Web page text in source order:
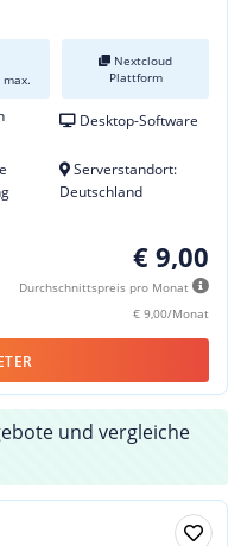
Nextcloud
Plattform
Desktop-Software
Serverstandort:
Deutschland
€ 9,00
Durchschnittspreis pro Monat
€ 9,00/Monat
und vergleiche